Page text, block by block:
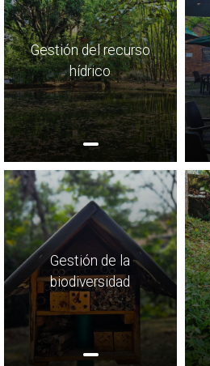
Gestión del recurso
hídrico
Gestión de la
biodiversidad